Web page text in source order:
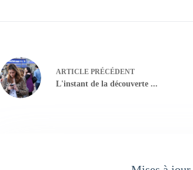
ARTICLE PRÉCÉDENT
L'instant de la découverte ...